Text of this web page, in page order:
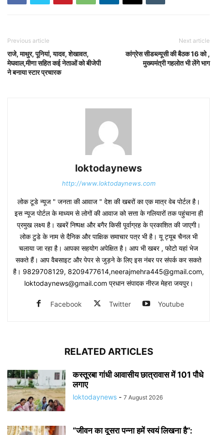
Previous article
राजे, माथुर, पूनियां, यादव, शेखावत,
मेघवाल,मीणा सहित कई नेताओं को बीजेपी
ने बनाया स्टार प्रचारक
Next article
कांग्रेस सीडब्ल्यूसी की बैठक 16 को ,
मुख्यमंत्री गहलोत भी लेंगे भाग
loktodaynews
http://www.loktodaynews.com
लोक टूडे न्यूज " जनता की आवाज " देश की खबरों का एक मात्र वेब पोर्टल है।
इस न्यूज पोर्टल के माध्यम से लोगों की आवाज को सत्ता के गलियारों तक पहुंचाना ही
प्रमुख लक्ष्य है। खबरें निष्पक्ष और बगैर किसी पूर्वाग्रह के प्रकाशित की जाएगी।
लोक टुडे के नाम से दैनिक और पाक्षिक समाचार पत्र भी है। यू ट्यूब चैनल भी
चलाया जा रहा है। आपका सहयोग अपेक्षित है। आप भी खबर , फोटो यहां भेज
सकते हैं। आप वैबसाइट और पेपर से जुड़ने के लिए इस नंबर पर संपर्क कर सकते
है। 9829708129, 8209477614,neerajmehra445@gmail.com,
loktodaynews@gmail.com प्रधान संपादक नीरज मेहरा जयपुर।
Facebook Twitter Youtube
RELATED ARTICLES
कस्तूरबा गांधी आवासीय छात्रावास में 101 पौधे
लगाए
loktodaynews - 7 August 2026
“जीवन का दूसरा पन्ना हमें स्वयं लिखना है”: